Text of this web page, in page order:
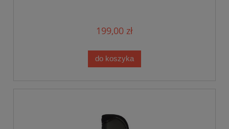
199,00 zł
do koszyka